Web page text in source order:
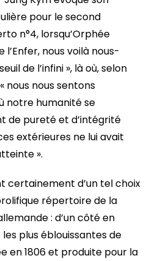
pour le second
n°4, lorsqu’Orphée
nous voilà nous-
de l’infini », là où, selon
nous nous sentons
notre humanité se
de pureté et d’intégrité
extérieures ne lui avait
».
certainement d’un tel choix
répertoire de la
: d’un côté en
plus éblouissantes de
en 1806 et produite pour la